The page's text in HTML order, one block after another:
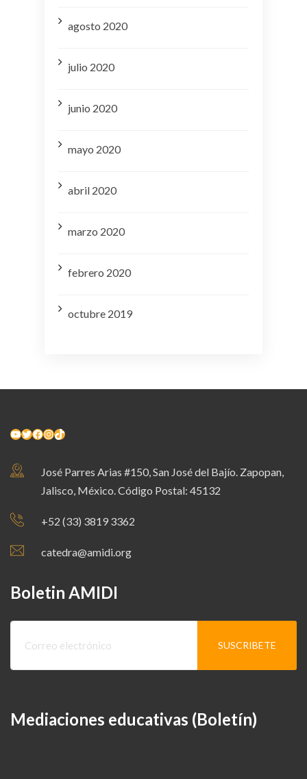
agosto 2020
julio 2020
junio 2020
mayo 2020
abril 2020
marzo 2020
febrero 2020
octubre 2019
YouTube Twitter Facebook InstagramTikTok
José Parres Arias #150, San José del Bajío. Zapopan,
Jalisco, México. Código Postal: 45132
+52 (33) 3819 3362
catedra@amidi.org
Boletin AMIDI
Mediaciones educativas (Boletín)